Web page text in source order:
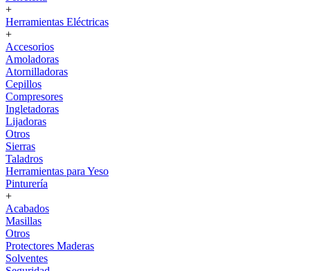
+
Herramientas Eléctricas
+
Accesorios
Amoladoras
Atornilladoras
Cepillos
Compresores
Ingletadoras
Lijadoras
Otros
Sierras
Taladros
Herramientas para Yeso
Pinturería
+
Acabados
Masillas
Otros
Protectores Maderas
Solventes